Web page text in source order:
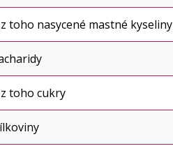
toho nasycené mastné kyseliny
toho cukry